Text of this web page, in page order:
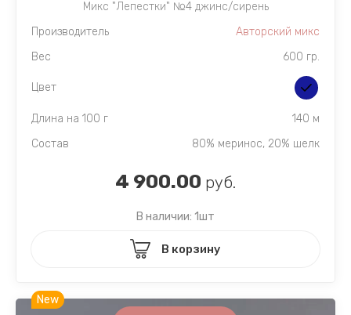
Микс "Лепестки" №4 джинс/сирень
Производитель
Авторский микс
Вес
600 гр.
Цвет
Длина на 100 г
140 м
Состав
80% меринос, 20% шелк
4 900.00 руб.
В наличии: 1шт
В корзину
New